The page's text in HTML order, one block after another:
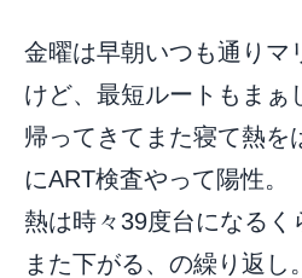
金曜は早朝いつも通りマ
けど、最短ルートもまぁ
帰ってきてまた寝て熱を
にART検査やって陽性。
熱は時々39度台になる
また下がる、の繰り返し。